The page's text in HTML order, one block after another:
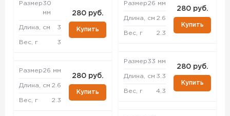
Размер30
мм
Длина, см 3
Вес, г 3
280 руб.
Купить
Размер26 мм
Длина, см 2.6
Вес, г 2.3
280 руб.
Купить
Размер26 мм
Длина, см 2.6
Вес, г 2.3
280 руб.
Купить
Размер33 мм
Длина, см 3.3
Вес, г 4.3
280 руб.
Купить